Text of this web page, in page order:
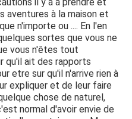
aventures à la maison et
n'importe ou .... En l'en
sortes que vous ne
vous n'êtes tout
qu'il ait des rapports
etre sur qu'il n'arrive rien à
expliquer et de leur faire
chose de naturel,
normal d'avoir envie de